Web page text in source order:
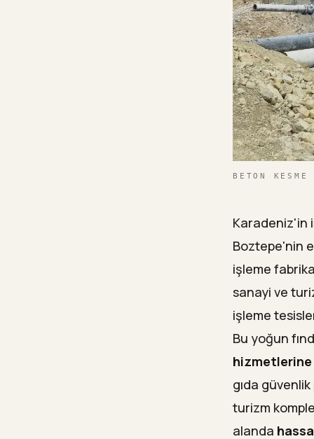
BETON
Karadeniz'in
Boztepe'nin
işleme
sanayi ve
işleme
Bu yoğun
hizmetlerine
gıda
turizm
alanda